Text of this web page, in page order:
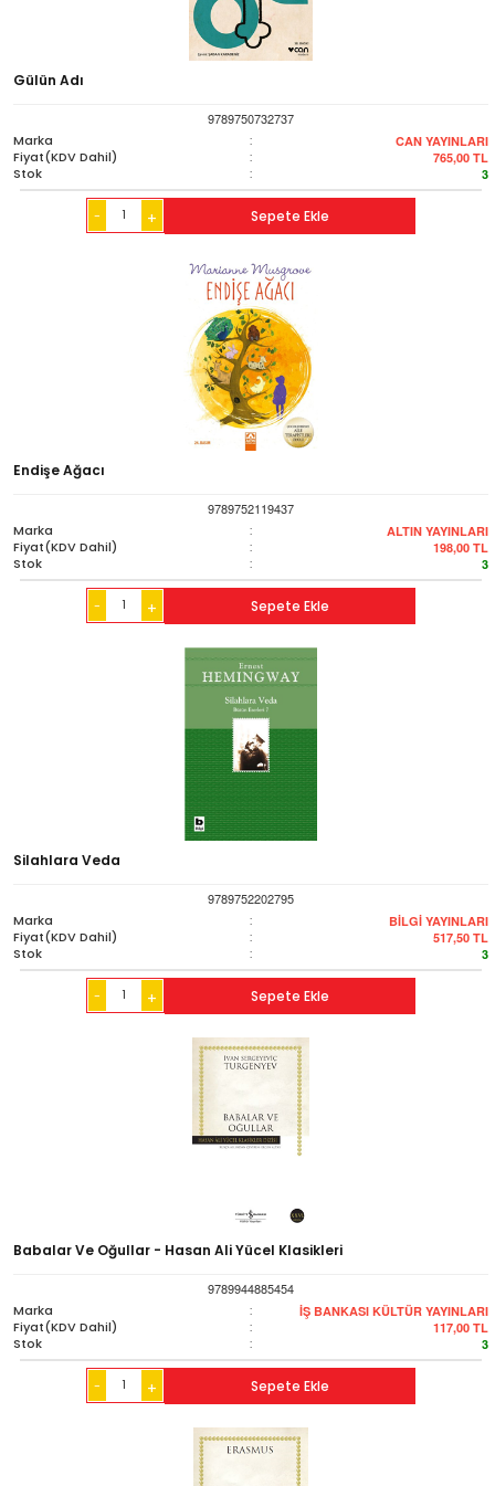
Gülün Adı
9789750732737
Marka
: CAN YAYINLARI
Fiyat(KDV Dahil) : 765,00 TL
Stok : 3
- + Sepete Ekle
Endişe Ağacı
9789752119437
Marka
: ALTIN YAYINLARI
Fiyat(KDV Dahil) : 198,00 TL
Stok : 3
- + Sepete Ekle
Silahlara Veda
9789752202795
Marka
: BİLGİ YAYINLARI
Fiyat(KDV Dahil) : 517,50 TL
Stok : 3
- + Sepete Ekle
Babalar Ve Oğullar - Hasan Ali Yücel Klasikleri
9789944885454
Marka
: İŞ BANKASI KÜLTÜR YAYINLARI
Fiyat(KDV Dahil) : 117,00 TL
Stok : 3
- + Sepete Ekle